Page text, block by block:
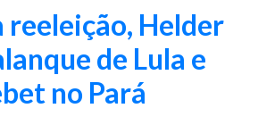
reeleição, Helder
de Lula e
no Pará